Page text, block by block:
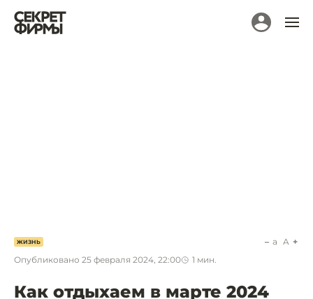
ЖИЗНЬ
Опубликовано 25 февраля 2024, 22:00 1 мин.
a A
Как отдыхаем в марте 2024